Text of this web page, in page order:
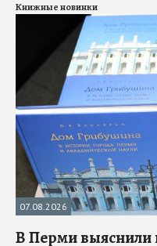
Книжные новинки
07.08.2026
В Перми